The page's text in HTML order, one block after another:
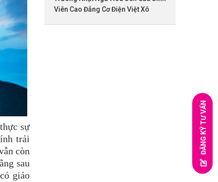
sự
trải
còn
sau
giáo
Viên Cao Đẳng Cơ Điện Việt Xô
ĐĂNG KÝ TƯ VẤN